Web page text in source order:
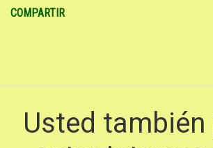
COMPARTIR
Usted también